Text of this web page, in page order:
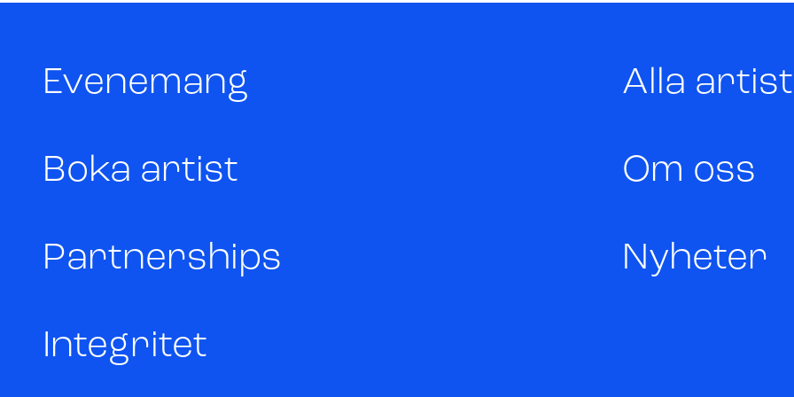
Evenemang Alla
Boka artist Om oss
Partnerships Nyheter
Integritet